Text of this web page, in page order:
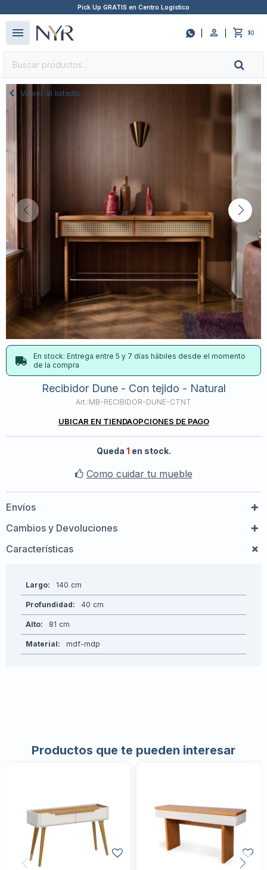
Pick Up GRATIS en Centro Logístico
 $0
menu
Volver al listado
En stock: Entrega entre 5 y 7 días hábiles desde el momento
de la compra
Recibidor Dune - Con tejido - Natural
MB-RECIBIDOR-DUNE-CTNT
UBICAR EN TIENDAOPCIONES DE PAGO
Queda 1 en stock.
Como cuidar tu mueble
Envíos
Cambios y Devoluciones
Características
Largo 140
Profundidad 40
Alto 81
Material mdf-mdp
Productos que te pueden interesar
close